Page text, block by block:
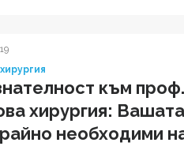
към
хирургия:
необходими